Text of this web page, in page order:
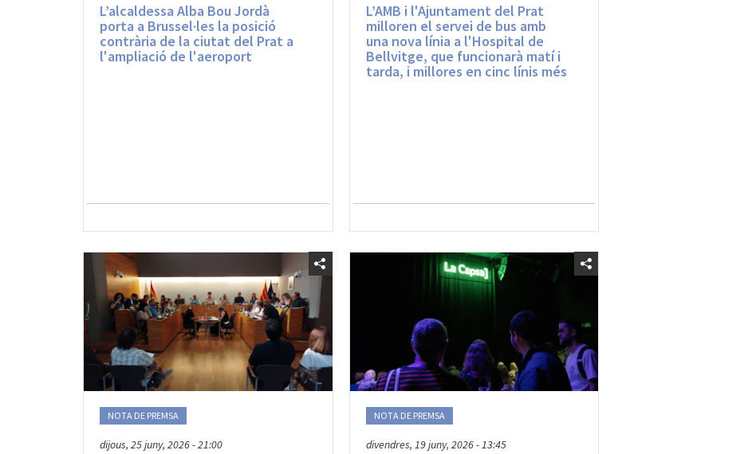
L’alcaldessa Alba Bou Jordà
porta a Brussel·les la posició
contrària de la ciutat del Prat a
l'ampliació de l'aeroport
L’AMB i l'Ajuntament del Prat
milloren el servei de bus amb
una nova línia a l'Hospital de
Bellvitge, que funcionarà matí i
tarda, i millores en cinc línis més
NOTA DE PREMSA
dijous, 25 juny, 2026 - 21:00
NOTA DE PREMSA
divendres, 19 juny, 2026 - 13:45